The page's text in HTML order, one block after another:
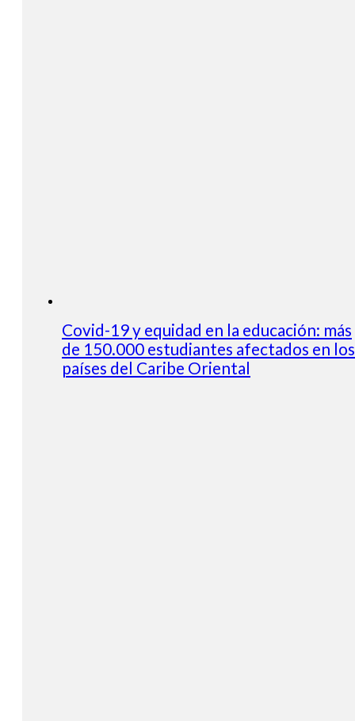
Covid-19 y equidad en la educación: más
de 150.000 estudiantes afectados en los
países del Caribe Oriental